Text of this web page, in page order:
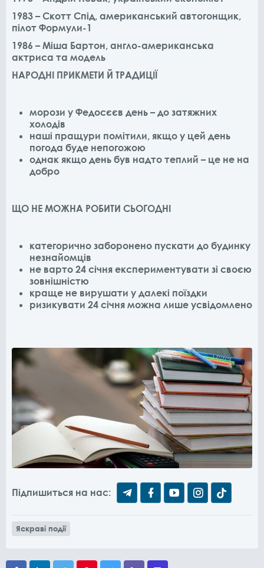
1983 – Скотт Спід, американський автогонщик,
пілот Формули-1
1986 – Міша Бартон, англо-американська
актриса та модель
НАРОДНІ ПРИКМЕТИ Й ТРАДИЦІЇ
морози у Федосєєв день – до затяжних
холодів
наші пращури помітили, якщо у цей день
погода буде непогожою
однак якщо день був надто теплий – це не на
добро
ЩО НЕ МОЖНА РОБИТИ СЬОГОДНІ
категорично заборонено пускати до будинку
незнайомців
не варто 24 січня експериментувати зі своєю
зовнішністю
краще не вирушати у далекі поїздки
ризикувати 24 січня можна лише усвідомлено
Підпишиться на нас:
Яскраві події